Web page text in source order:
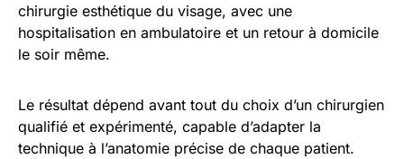
chirurgie esthétique du visage, avec une
hospitalisation en ambulatoire et un retour à domicile
le soir même.
Le résultat dépend avant tout du choix d’un chirurgien
qualifié et expérimenté, capable d’adapter la
technique à l’anatomie précise de chaque patient.